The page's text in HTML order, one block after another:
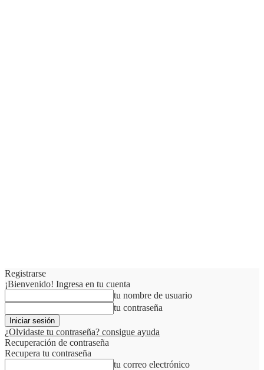
Registrarse
¡Bienvenido! Ingresa en tu cuenta
tu nombre de usuario
tu contraseña
¿Olvidaste tu contraseña? consigue ayuda
Recuperación de contraseña
Recupera tu contraseña
tu correo electrónico